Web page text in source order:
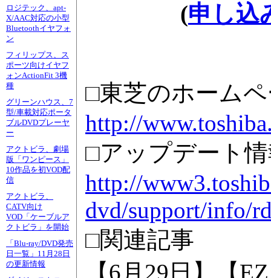
ロジテック、apt-
X/AAC対応の小型
Bluetoothイヤフォ
ン
フィリップス、ス
ポーツ向けイヤフ
ォンActionFit 3機
種
グリーンハウス、7
型/車載対応ポータ
ブルDVDプレーヤ
ー
アクトビラ、劇場
版「ワンピース」
10作品を初VOD配
信
アクトビラ、
CATV向け
VOD「ケーブルア
クトビラ」を開始
「Blu-ray/DVD発売
日一覧」11月28日
の更新情報
(申し込
□東芝のホーム
http://
□アップデート
http://
dvd/support/info/
□関連記事
【6月29日】【